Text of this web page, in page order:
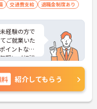
交通費支給 退職金制度あり
経験の方で
ご就業いた
イントな
軽にご相談
紹介してもらう